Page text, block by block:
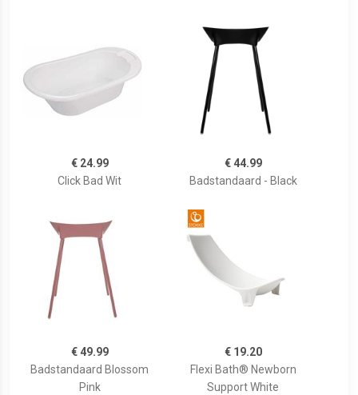
€ 24.99
Click Bad Wit
€ 44.99
Badstandaard - Black
€ 49.99
Badstandaard Blossom
Pink
€ 19.20
Flexi Bath® Newborn
Support White